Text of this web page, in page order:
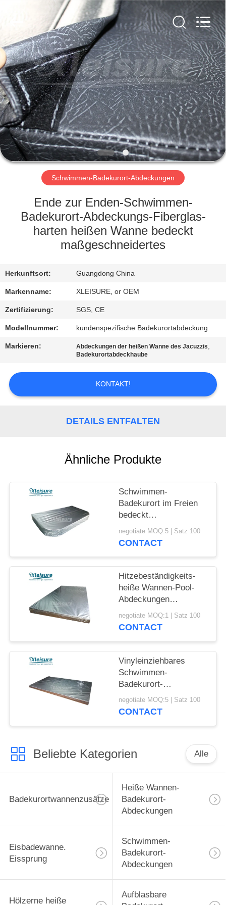
HOME
PRODUCTS
ABOUT
US
FACTORY
QUALITY
CONTROL
US
REQUEST
A
QUOTE
SITEMAP
Reserved.
Developed
by
ECER
Schwimmen-Badekurort-Abdeckungen
Ende zur Enden-Schwimmen-
Badekurort-Abdeckungs-Fiberglas-
harten heißen Wanne bedeckt
maßgeschneidertes
Herkunftsort: Guangdong China
Markenname: XLEISURE, or OEM
Zertifizierung: SGS, CE
Modellnummer: kundenspezifische Badekurortabdeckung
Markieren: Abdeckungen der heißen Wanne des Jacuzzis,
Badekurortabdeckhaube
KONTAKT!
DETAILS ENTFALTEN
Ähnliche Produkte
Schwimmen-
Badekurort im Freien
bedeckt
Energieeffizienz-
thermische heiße
negotiate MOQ:5 | Satz 100
CONTACT
Hitzebeständigkeits-
heiße Wannen-Pool-
Abdeckungen
erweiterten
Polystyreneabric-
negotiate MOQ:1 | Satz 100
CONTACT
Vinyleinziehbares
Schwimmen-
Badekurort-
Abdeckungs-Safe,
welches die heiße
negotiate MOQ:5 | Satz 100
CONTACT
Beliebte Kategorien Alle
Badekurortwannenzusätze
Heiße Wannen-
Badekurort-
Abdeckungen
Eisbadewanne.
Eissprung
Schwimmen-
Badekurort-
Abdeckungen
Hölzerne heiße
Aufblasbare